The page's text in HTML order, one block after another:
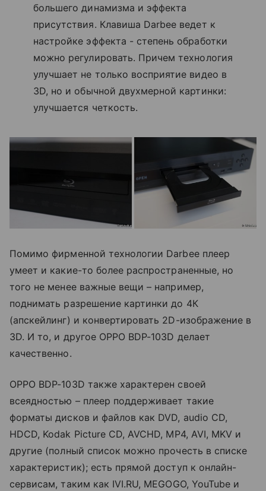
большего динамизма и эффекта
присутствия. Клавиша Darbee ведет к
настройке эффекта - степень обработки
можно регулировать. Причем технология
улучшает не только восприятие видео в
3D, но и обычной двухмерной картинки:
улучшается четкость.
Помимо фирменной технологии Darbee плеер
умеет и какие-то более распространенные, но
того не менее важные вещи – например,
поднимать разрешение картинки до 4К
(апскейлинг) и конвертировать 2D-изображение в
3D. И то, и другое OPPO BDP-103D делает
качественно.
OPPO BDP-103D также характерен своей
всеядностью – плеер поддерживает такие
форматы дисков и файлов как DVD, audio CD,
HDCD, Kodak Picture CD, AVCHD, MP4, AVI, MKV и
другие (полный список можно прочесть в списке
характеристик); есть прямой доступ к онлайн-
сервисам, таким как IVI.RU, MEGOGO, YouTube и